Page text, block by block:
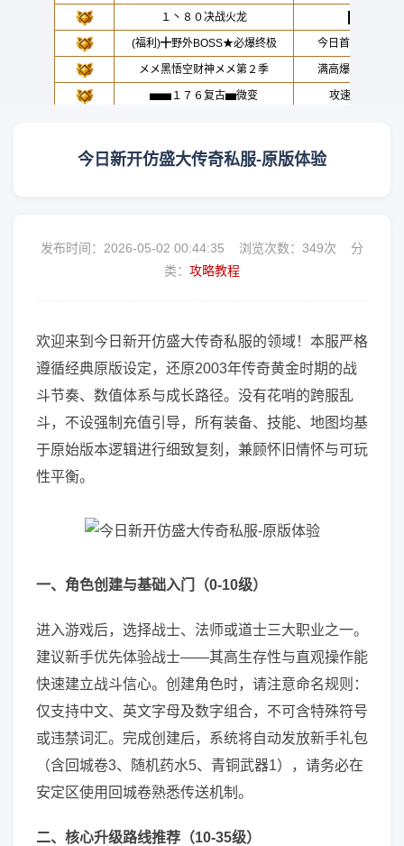
今日新开仿盛大传奇私服-原版体验
发布时间：2026-05-02 00:44:35 浏览次数： 349次 分
类： 攻略教程
欢迎来到今日新开仿盛大传奇私服的领域！本服严格
遵循经典原版设定，还原2003年传奇黄金时期的战
斗节奏、数值体系与成长路径。没有花哨的跨服乱
斗，不设强制充值引导，所有装备、技能、地图均基
于原始版本逻辑进行细致复刻，兼顾怀旧情怀与可玩
性平衡。
一、角色创建与基础入门（0-10级）
进入游戏后，选择战士、法师或道士三大职业之一。
建议新手优先体验战士——其高生存性与直观操作能
快速建立战斗信心。创建角色时，请注意命名规则：
仅支持中文、英文字母及数字组合，不可含特殊符号
或违禁词汇。完成创建后，系统将自动发放新手礼包
（含回城卷3、随机药水5、青铜武器1），请务必在
安定区使用回城卷熟悉传送机制。
二、核心升级路线推荐（10-35级）